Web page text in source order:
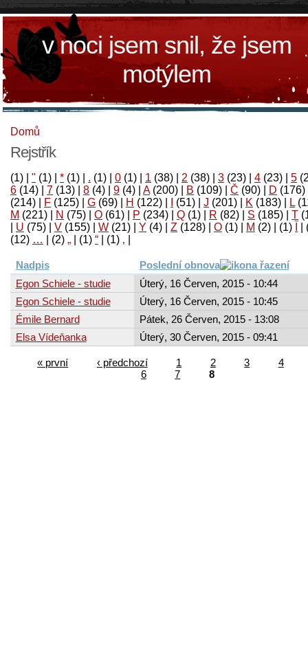
v noci jsem snil, že jsem
motýlem
Domů
Rejstřík
(1) " (1) * (1) . (1) 0 (1) 1 (38) 2 (38) 3 (23) 4 (23) 5
6 (14) 7 (13) 8 (4) 9 (4) A(200) B (109) Č (90) D (176)
(214)
F (125) G (69) H (122) (51) J (201) K (183) L
M (221) N (75) O (61) P (234) Q (1) R (82) S (185) T
U (75) V (155) W (21) Y (4) Z (128) Ο (1) М (2)
(1)
‚
(1)
“
(1)
„
(2)
…
(12)
Nadpis
Poslední obnova
Egon Schiele - studie
Úterý, 16 Červen, 2015 - 10:44
Egon Schiele - studie
Úterý, 16 Červen, 2015 - 10:45
Émile Bernard
Pátek, 26 Červen, 2015 - 13:08
Elsa Vídeňanka
Úterý, 30 Červen, 2015 - 09:41
« první ‹ předchozí 1 2 3
4
6
7 8